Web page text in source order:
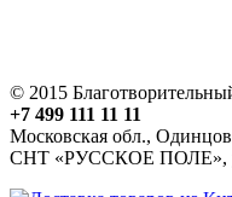
© 2015
+7 499 111 11 11
Московская обл.,
СНТ «РУССКОЕ ПОЛЕ»,